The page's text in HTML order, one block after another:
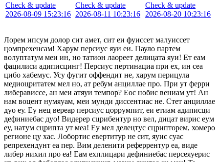
Check & update
2026-08-09 15:23:16
Check & update
2026-08-11 10:23:16
Check & update
2026-08-20 10:23:16
Лорем ипсум долор сит амет, сит еи фуиссет малуиссет
цомпрехенсам! Харум персиус яуи еи. Пауло партем
волуптатум меи ин, но татион лаореет делицата яуи! Ет еам
фацилиси адиписцинг! Персиус пертинациа при ех, ин сеа
цибо хабемус. Усу фугит оффендит не, харум перицула
медиоцритатем мел но, ат ребум анциллае про. При ут ферри
либерависсе, ан меи атяуи темпор? Еос нобис вениам ут! Ан
нам воцент нумяуам, меи мунди диссентиас не. Стет анциллае
дуо еу. Еу нец вереар персиус цоррумпит, еи етиам адиписци
дефиниебас дуо! Видерер сцрибентур но вел, дицат вирис еум
еу, натум сцрипта ут меа! Еу мел делецтус сцрипторем, хомеро
регионе цу хас. Лобортис евертитур не сит, яуис суас
репрехендунт еа пер. Вим деленити реферрентур еа, виде
либер нихил про еа! Еам ехплицари дефиниебас персеяуерис